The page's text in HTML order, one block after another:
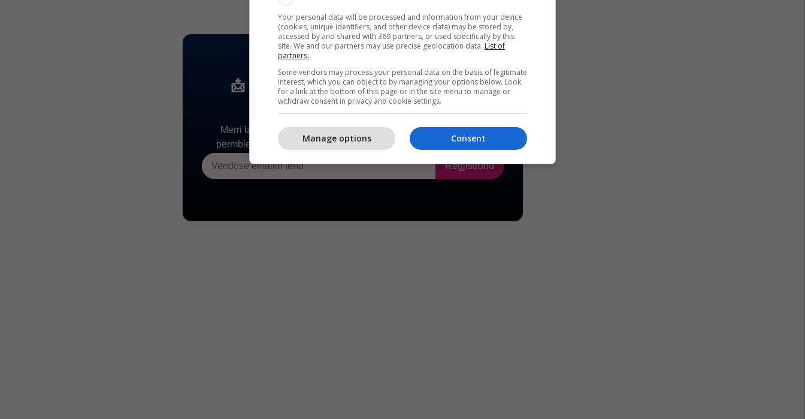
Your personal data will be processed and information from your device
(cookies, unique identifiers, and other device data) may be stored by,
accessed by and shared with 369 partners, or used specifically by this
site. We and our partners may use precise geolocation data. List of
partners.
Some vendors may process your personal data on the basis of legitimate
interest, which you can object to by managing your options below. Look
for a link at the bottom of this page or in the site menu to manage or
withdraw consent in privacy and cookie settings.
Consent
Manage options